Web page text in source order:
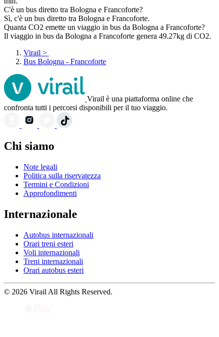
C'è un bus diretto tra Bologna e Francoforte?
Sì, c'è un bus diretto tra Bologna e Francoforte.
Quanta CO2 emette un viaggio in bus da Bologna a Francoforte?
Il viaggio in bus da Bologna a Francoforte genera 49.27kg di CO2.
Virail >
Bus Bologna - Francoforte
Virail è una piattaforma online che
confronta tutti i percorsi disponibili per il tuo viaggio.
Chi siamo
Note legali
Politica sulla riservatezza
Termini e Condizioni
Approfondimenti
Internazionale
Autobus internazionali
Orari treni esteri
Voli internazionali
Treni internazionali
Orari autobus esteri
© 2026 Virail All Rights Reserved.